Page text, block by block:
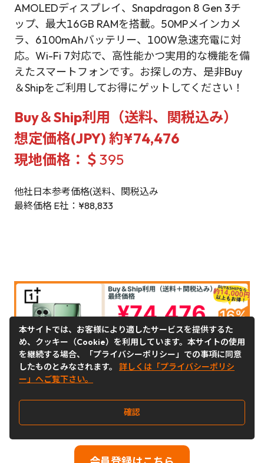
AMOLEDディスプレイ、Snapdragon 8 Gen 3チ
ップ、最大16GB RAMを搭載。50MPメインカメ
ラ、6100mAhバッテリー、100W急速充電に対
応。Wi-Fi 7対応で、高性能かつ実用的な機能を備
えたスマートフォンです。お探しの方、是非Buy
＆Shipをご利用してお得にゲットしてください！
Buy＆Ship利用（送料、関税込み）
想定価格(JPY) 約¥74,476
現地価格：＄ 395
他社日本参考価格(送料、関税込み
最終価格 E社：¥88,833
本サイトでは、お客様により適したサービスを提供するた
め、クッキー（Cookie）を利用しています。本サイトの使用
を継続する場合、「プライバシーポリシー」での事項に同意
したものとみなされます。 詳しくは「プライバシーポリシ
ー」へご覧下さい。
確認